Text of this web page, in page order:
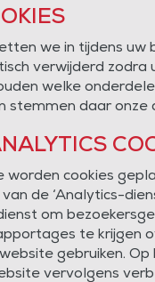
we in tijdens uw
verwijderd zodra
welke
stemmen daar onze
worden cookies
de ‘Analytics-
om
te krijgen
gebruiken. Op
vervolgens